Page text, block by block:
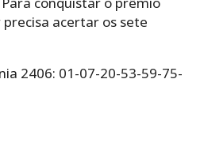
acertar os sete
2406: 01-07-20-53-59-75-